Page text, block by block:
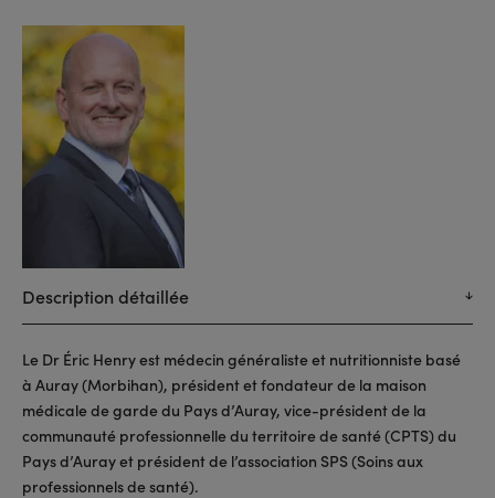
Description détaillée
Le Dr Éric Henry est médecin généraliste et nutritionniste basé
à Auray (Morbihan), président et fondateur de la maison
médicale de garde du Pays d’Auray, vice-président de la
communauté professionnelle du territoire de santé (CPTS) du
Pays d’Auray et président de l’association SPS (Soins aux
professionnels de santé).